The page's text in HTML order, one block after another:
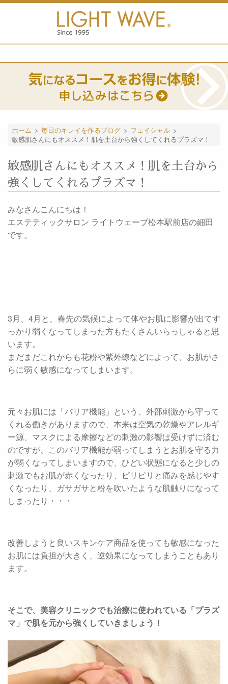
ホーム > 毎日のキレイを作るブログ > フェイシャル >
敏感肌さんにもオススメ！肌を土台から強くしてくれるプラズマ！
敏感肌さんにもオススメ！肌を土台から
強くしてくれるプラズマ！
みなさんこんにちは！
エステティックサロン ライトウェーブ松本駅前店の細田
です。
3月、4月と、春先の気候によって体やお肌に影響が出てす
っかり弱くなってしまった方もたくさんいらっしゃると思
います。
まだまだこれからも花粉や紫外線などによって、お肌がさ
らに弱く敏感になってしまいます。
元々お肌には「バリア機能」という、外部刺激から守って
くれる働きがありますので、本来は空気の乾燥やアレルギ
ー源、マスクによる摩擦などの刺激の影響は受けずに済む
のですが、このバリア機能が弱ってしまうとお肌を守る力
が弱くなってしまいますので、ひどい状態になると少しの
刺激でもお肌が赤くなったり、ピリピリと痛みを感じやす
くなったり、ガサガサと粉を吹いたような肌触りになって
しまったり・・・
改善しようと良いスキンケア商品を使っても敏感になった
お肌には負担が大きく、逆効果になってしまうこともあり
ます。
そこで、美容クリニックでも治療に使われている「プラズ
マ」で肌を元から強くしていきましょう！